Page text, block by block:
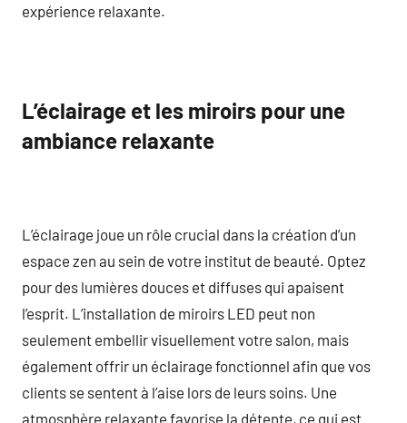
expérience relaxante.
L’éclairage et les miroirs pour une
ambiance relaxante
L’éclairage joue un rôle crucial dans la création d’un
espace zen au sein de votre institut de beauté. Optez
pour des lumières douces et diffuses qui apaisent
l’esprit. L’installation de miroirs LED peut non
seulement embellir visuellement votre salon, mais
également offrir un éclairage fonctionnel afin que vos
clients se sentent à l’aise lors de leurs soins. Une
atmosphère relaxante favorise la détente, ce qui est